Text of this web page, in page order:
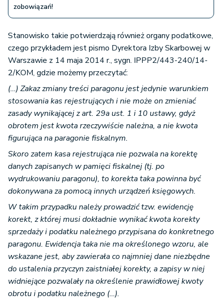
zobowiązań!
Stanowisko takie potwierdzają również organy podatkowe,
czego przykładem jest pismo Dyrektora Izby Skarbowej w
Warszawie z 14 maja 2014 r., sygn. IPPP2/443-240/14-
2/KOM, gdzie możemy przeczytać:
(…) Zakaz zmiany treści paragonu jest jedynie warunkiem
stosowania kas rejestrujących i nie może on zmieniać
zasady wynikającej z art. 29a ust. 1 i 10 ustawy, gdyż
obrotem jest kwota rzeczywiście należna, a nie kwota
figurująca na paragonie fiskalnym.
Skoro zatem kasa rejestrująca nie pozwala na korektę
danych zapisanych w pamięci fiskalnej (tj. po
wydrukowaniu paragonu), to korekta taka powinna być
dokonywana za pomocą innych urządzeń księgowych.
W takim przypadku należy prowadzić tzw. ewidencję
korekt, z której musi dokładnie wynikać kwota korekty
sprzedaży i podatku należnego przypisana do konkretnego
paragonu. Ewidencja taka nie ma określonego wzoru, ale
wskazane jest, aby zawierała co najmniej dane niezbędne
do ustalenia przyczyn zaistniałej korekty, a zapisy w niej
widniejące pozwalały na określenie prawidłowej kwoty
obrotu i podatku należnego (…).